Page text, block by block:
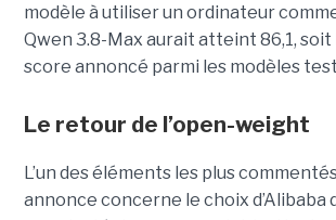
modèle à utiliser un ordinateur
Qwen 3.8-Max aurait atteint 86,1,
score annoncé parmi les modèles
Le retour de l’open-weight
L’un des éléments les plus
annonce concerne le choix d’Alibaba